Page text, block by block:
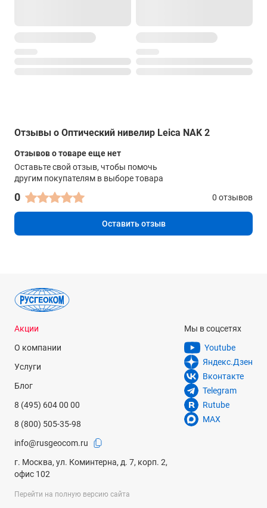
Отзывы о Оптический нивелир Leica NAK 2
Отзывов о товаре еще нет
Оставьте свой отзыв, чтобы помочь
другим покупателям в выборе товара
0 0 отзывов
Оставить отзыв
Акции
О компании
Услуги
Блог
8 (495) 604 00 00
8 (800) 505-35-98
info@rusgeocom.ru
г. Москва, ул. Коминтерна, д. 7, корп. 2,
офис 102
Мы в соцсетях
Youtube
Яндекс.Дзен
Вконтакте
Telegram
Rutube
MAX
Перейти на полную версию сайта